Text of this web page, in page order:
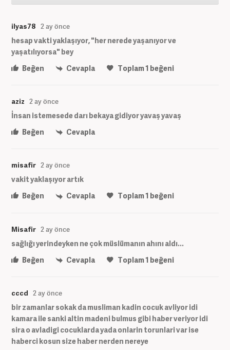
ilyas78 2 ay önce
hesap vakti yaklaşıyor, "her nerede yaşanıyor ve
yaşatılıyorsa" bey
Beğen
Cevapla Toplam1 beğeni
aziz 2 ay önce
İnsan istemesede darı bekaya gidiyor yavaş yavaş
Beğen
Cevapla
misafir 2 ay önce
vakit yaklaşıyor artık
Beğen
Cevapla Toplam1 beğeni
Misafir 2 ay önce
sağlığı yerindeyken ne çok müslümanın ahını aldı...
Beğen
Cevapla Toplam1 beğeni
cccd 2 ay önce
bir zamanlar sokak da musliman kadin cocuk avliyor idi
kamara ile sanki altin madeni bulmus gibi haber veriyor idi
sira o avladigi cocuklarda yada onlarin torunlari var ise
haberci kosun size haber nerden nereye